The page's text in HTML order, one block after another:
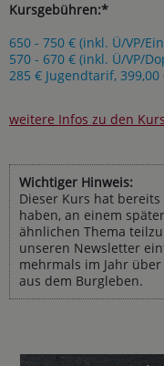
Kursgebühren:*
650 - 750 € (inkl. Ü/VP/
570 - 670 € (inkl. Ü/VP/
285 € Jugendtarif,
weitere Infos zu den
Wichtiger Hinweis:
Dieser Kurs hat
haben, an einem
ähnlichen Thema
unseren Newsletter
mehrmals im Jahr
aus dem Burgleben.